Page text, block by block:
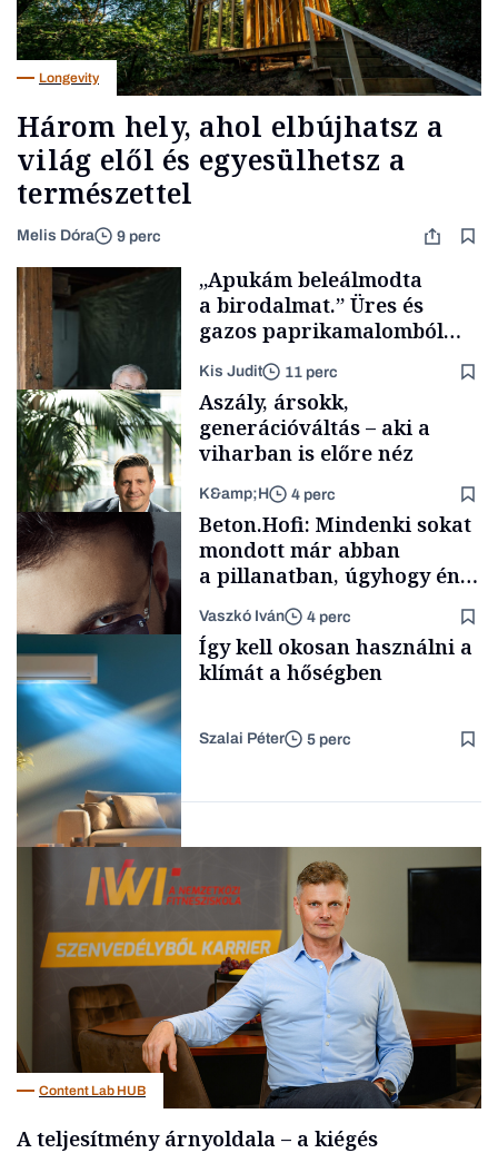
Longevity
Három hely, ahol elbújhatsz a
világ elől és egyesülhetsz a
természettel
Melis Dóra 9 perc
Családi
vállalkozások
„Apukám beleálmodta
a birodalmat.” Üres és
gazos paprikamalomból
lett az igazi családi
fűszersztori
Kis Judit 11 perc
TÁMOGATÓI
Aszály, ársokk,
generációváltás – aki a
viharban is előre néz
K&amp;H 4 perc
Forbes-sztori
Beton.Hofi: Mindenki sokat
mondott már abban
a pillanatban, úgyhogy én
a legsarkosabb
gondolataimat akartam
kimondani
Vaszkó Iván 4 perc
Így kell okosan használni a
klímát a hőségben
Szalai Péter 5 perc
Content Lab HUB
A teljesítmény árnyoldala – a kiégés